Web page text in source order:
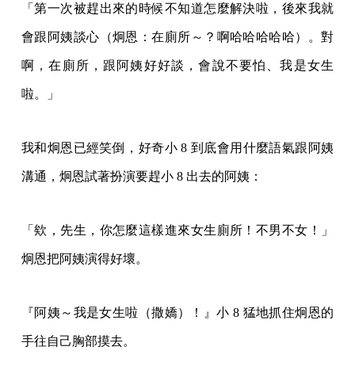
「第一次被趕出來的時候不知道怎麼解決啦，後來我就
會跟阿姨談心（炯恩：在廁所～？啊哈哈哈哈哈）。對
啊，在廁所，跟阿姨好好談，會說不要怕、我是女生
啦。」
我和炯恩已經笑倒，好奇小 8 到底會用什麼語氣跟阿姨
溝通，炯恩試著扮演要趕小 8 出去的阿姨：
「欸，先生，你怎麼這樣進來女生廁所！不男不女！」
炯恩把阿姨演得好壞。
『阿姨～我是女生啦（撒嬌）！』小 8 猛地抓住炯恩的
手往自己胸部摸去。